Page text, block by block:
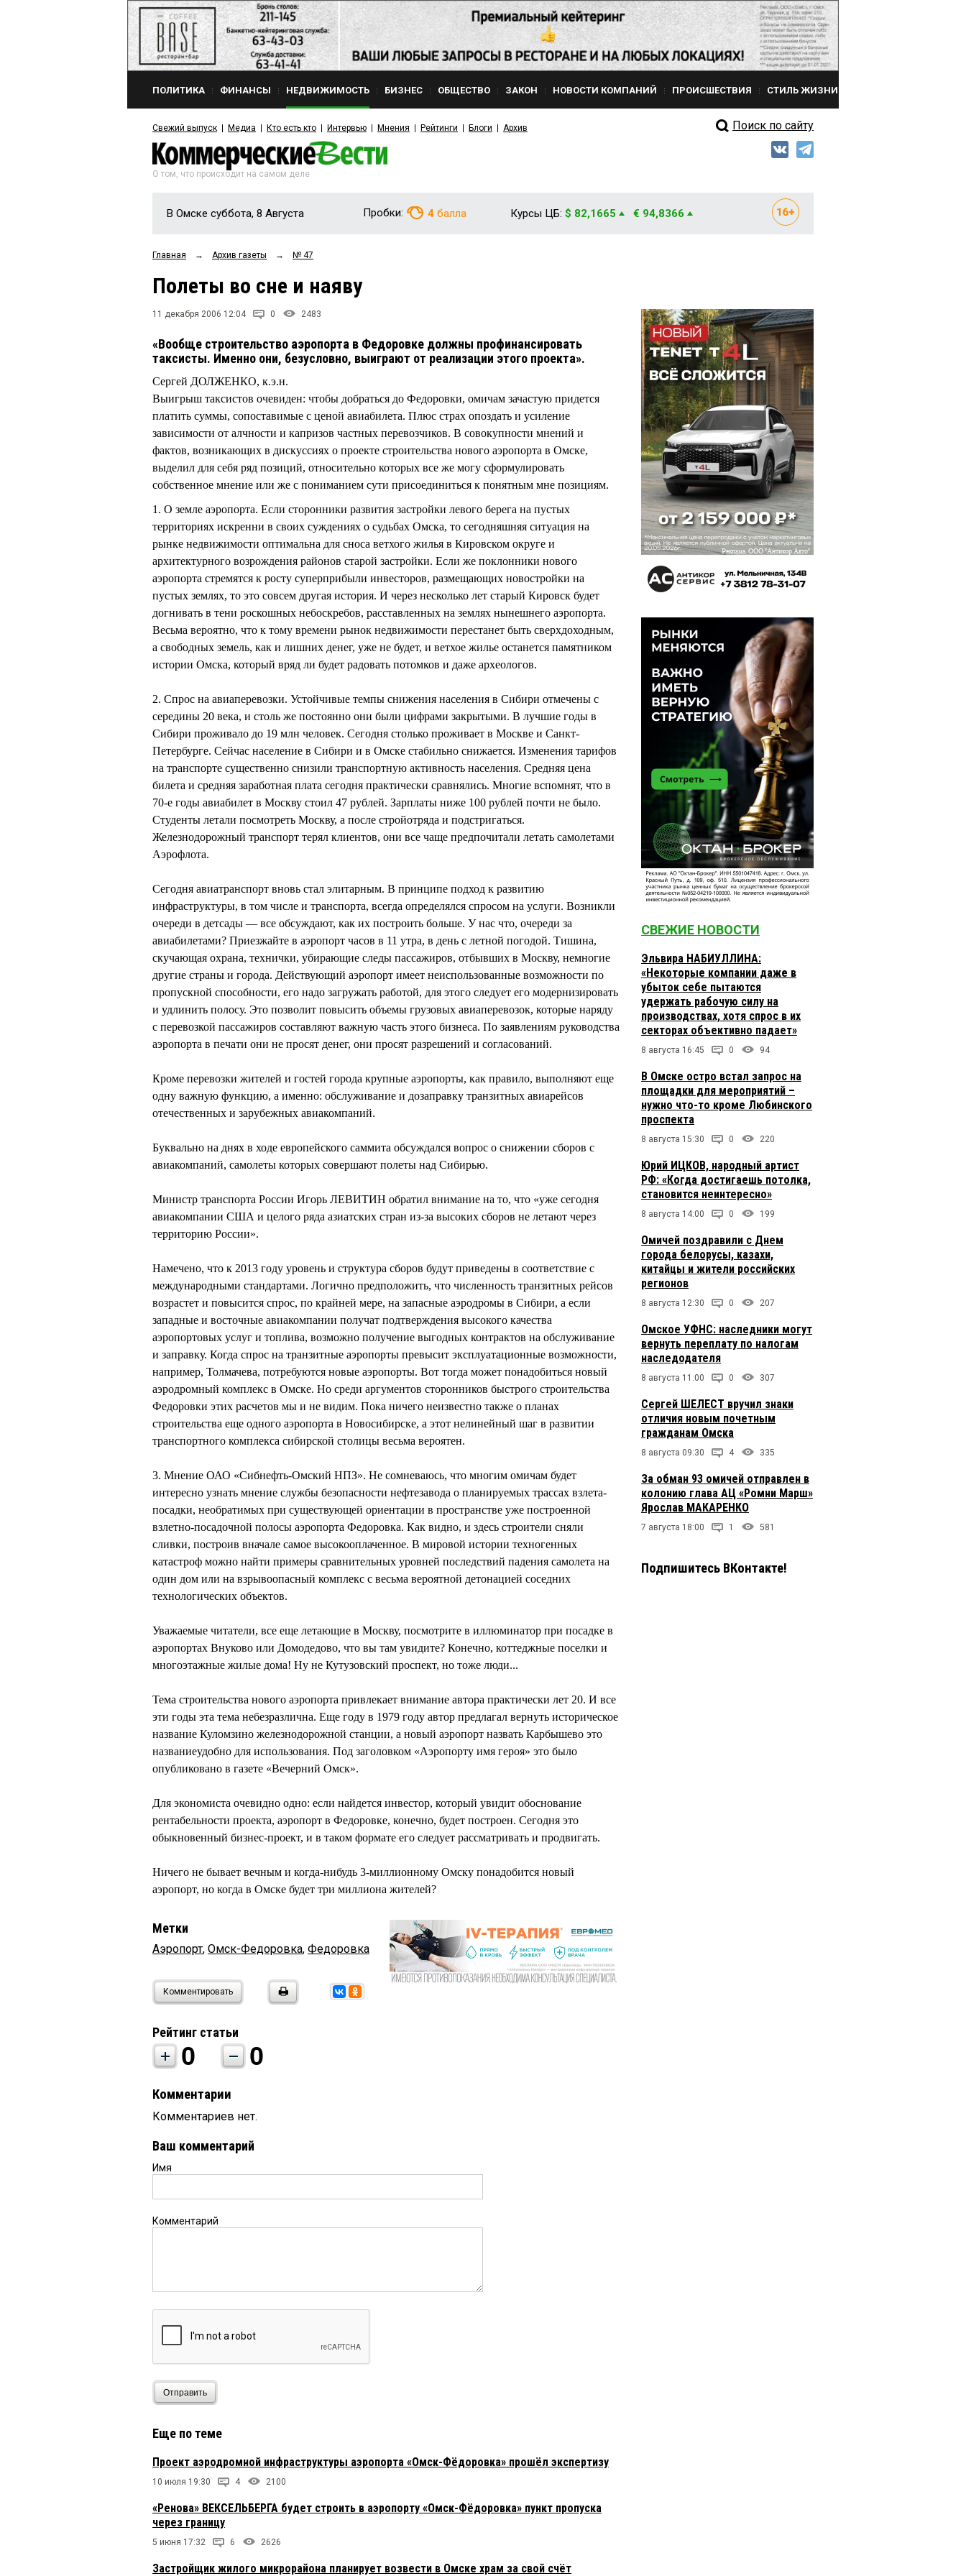
ПОЛИТИКА ФИНАНСЫ НЕДВИЖИМОСТЬ БИЗНЕС ОБЩЕСТВО ЗАКОН НОВОСТИ КОМПАНИЙ ПРОИСШЕСТВИЯ СТИЛЬ ЖИЗНИ
Свежий выпуск Медиа Кто есть кто Интервью Мнения Рейтинги Блоги Архив Поиск по сайту
О том, что происходит на самом деле
В Омске суббота, 8 Августа Пробки: 4 балла Курсы ЦБ: $ 82,1665 € 94,8366
Главная → Архив газеты → № 47
Полеты во сне и наяву
11 декабря 2006 12:04 0 2483
«Вообще строительство аэропорта в Федоровке должны профинансировать
таксисты. Именно они, безусловно, выиграют от реализации этого проекта».
Сергей ДОЛЖЕНКО, к.э.н.
Выигрыш таксистов очевиден: чтобы добраться до Федоровки, омичам зачастую придется
платить суммы, сопоставимые с ценой авиабилета. Плюс страх опоздать и усиление
зависимости от алчности и капризов частных перевозчиков. В совокупности мнений и
фактов, возникающих в дискуссиях о проекте строительства нового аэропорта в Омске,
выделил для себя ряд позиций, относительно которых все же могу сформулировать
собственное мнение или же с пониманием сути присоединиться к понятным мне позициям.
1. О земле аэропорта. Если сторонники развития застройки левого берега на пустых
территориях искренни в своих суждениях о судьбах Омска, то сегодняшняя ситуация на
рынке недвижимости оптимальна для сноса ветхого жилья в Кировском округе и
архитектурного возрождения районов старой застройки. Если же поклонники нового
аэропорта стремятся к росту суперприбыли инвесторов, размещающих новостройки на
пустых землях, то это совсем другая история. И через несколько лет старый Кировск будет
догнивать в тени роскошных небоскребов, расставленных на землях нынешнего аэропорта.
Весьма вероятно, что к тому времени рынок недвижимости перестанет быть сверхдоходным,
а свободных земель, как и лишних денег, уже не будет, и ветхое жилье останется памятником
истории Омска, который вряд ли будет радовать потомков и даже археологов.
2. Спрос на авиаперевозки. Устойчивые темпы снижения населения в Сибири отмечены с
середины 20 века, и столь же постоянно они были цифрами закрытыми. В лучшие годы в
Сибири проживало до 19 млн человек. Сегодня столько проживает в Москве и Санкт-
Петербурге. Сейчас население в Сибири и в Омске стабильно снижается. Изменения тарифов
на транспорте существенно снизили транспортную активность населения. Средняя цена
билета и средняя заработная плата сегодня практически сравнялись. Многие вспомнят, что в
70-е годы авиабилет в Москву стоил 47 рублей. Зарплаты ниже 100 рублей почти не было.
Студенты летали посмотреть Москву, а после стройотряда и подстригаться.
Железнодорожный транспорт терял клиентов, они все чаще предпочитали летать самолетами
Аэрофлота.
Сегодня авиатранспорт вновь стал элитарным. В принципе подход к развитию
инфраструктуры, в том числе и транспорта, всегда определялся спросом на услуги. Возникли
очереди в детсады — все обсуждают, как их построить больше. У нас что, очереди за
авиабилетами? Приезжайте в аэропорт часов в 11 утра, в день с летной погодой. Тишина,
скучающая охрана, технички, убирающие следы пассажиров, отбывших в Москву, немногие
другие страны и города. Действующий аэропорт имеет неиспользованные возможности по
пропускной способности, его надо загружать работой, для этого следует его модернизировать
и удлинить полосу. Это позволит повысить объемы грузовых авиаперевозок, которые наряду
с перевозкой пассажиров составляют важную часть этого бизнеса. По заявлениям руководства
аэропорта в печати они не просят денег, они просят разрешений и согласований.
Кроме перевозки жителей и гостей города крупные аэропорты, как правило, выполняют еще
одну важную функцию, а именно: обслуживание и дозаправку транзитных авиарейсов
отечественных и зарубежных авиакомпаний.
Буквально на днях в ходе европейского саммита обсуждался вопрос о снижении сборов с
авиакомпаний, самолеты которых совершают полеты над Сибирью.
Министр транспорта России Игорь ЛЕВИТИН обратил внимание на то, что «уже сегодня
авиакомпании США и целого ряда азиатских стран из-за высоких сборов не летают через
территорию России».
Намечено, что к 2013 году уровень и структура сборов будут приведены в соответствие с
международными стандартами. Логично предположить, что численность транзитных рейсов
возрастет и повысится спрос, по крайней мере, на запасные аэродромы в Сибири, а если
западные и восточные авиакомпании получат подтверждения высокого качества
аэропортовых услуг и топлива, возможно получение выгодных контрактов на обслуживание
и заправку. Когда спрос на транзитные аэропорты превысит эксплуатационные возможности,
например, Толмачева, потребуются новые аэропорты. Вот тогда может понадобиться новый
аэродромный комплекс в Омске. Но среди аргументов сторонников быстрого строительства
Федоровки этих расчетов мы и не видим. Пока ничего неизвестно также о планах
строительства еще одного аэропорта в Новосибирске, а этот нелинейный шаг в развитии
транспортного комплекса сибирской столицы весьма вероятен.
3. Мнение ОАО «Сибнефть-Омский НПЗ». Не сомневаюсь, что многим омичам будет
интересно узнать мнение службы безопасности нефтезавода о планируемых трассах взлета-
посадки, необратимых при существующей ориентации в пространстве уже построенной
взлетно-посадочной полосы аэропорта Федоровка. Как видно, и здесь строители сняли
сливки, построив вначале самое высокооплаченное. В мировой истории техногенных
катастроф можно найти примеры сравнительных уровней последствий падения самолета на
один дом или на взрывоопасный комплекс с весьма вероятной детонацией соседних
технологических объектов.
Уважаемые читатели, все еще летающие в Москву, посмотрите в иллюминатор при посадке в
аэропортах Внуково или Домодедово, что вы там увидите? Конечно, коттеджные поселки и
многоэтажные жилые дома! Ну не Кутузовский проспект, но тоже люди...
Тема строительства нового аэропорта привлекает внимание автора практически лет 20. И все
эти годы эта тема небезразлична. Еще году в 1979 году автор предлагал вернуть историческое
название Куломзино железнодорожной станции, а новый аэропорт назвать Карбышево это
названиеудобно для использования. Под заголовком «Аэропорту имя героя» это было
опубликовано в газете «Вечерний Омск».
Для экономиста очевидно одно: если найдется инвестор, который увидит обоснование
рентабельности проекта, аэропорт в Федоровке, конечно, будет построен. Сегодня это
обыкновенный бизнес-проект, и в таком формате его следует рассматривать и продвигать.
Ничего не бывает вечным и когда-нибудь 3-миллионному Омску понадобится новый
аэропорт, но когда в Омске будет три миллиона жителей?
Метки
Аэропорт, Омск-Федоровка, Федоровка
Комментировать
Рейтинг статьи
0 0
Комментарии
Комментариев нет.
Ваш комментарий
Имя
Комментарий
Отправить
Еще по теме
Проект аэродромной инфраструктуры аэропорта «Омск-Фёдоровка» прошёл экспертизу
10 июля 19:30 4 2100
«Ренова» ВЕКСЕЛЬБЕРГА будет строить в аэропорту «Омск-Фёдоровка» пункт пропуска
через границу
5 июня 17:32 6 2626
Застройщик жилого микрорайона планирует возвести в Омске храм за свой счёт
СВЕЖИЕ НОВОСТИ
Эльвира НАБИУЛЛИНА:
«Некоторые компании даже в
убыток себе пытаются
удержать рабочую силу на
производствах, хотя спрос в их
секторах объективно падает»
8 августа 16:45 0 94
В Омске остро встал запрос на
площадки для мероприятий –
нужно что-то кроме Любинского
проспекта
8 августа 15:30 0 220
Юрий ИЦКОВ, народный артист
РФ: «Когда достигаешь потолка,
становится неинтересно»
8 августа 14:00 0 199
Омичей поздравили с Днем
города белорусы, казахи,
китайцы и жители российских
регионов
8 августа 12:30 0 207
Омское УФНС: наследники могут
вернуть переплату по налогам
наследодателя
8 августа 11:00 0 307
Сергей ШЕЛЕСТ вручил знаки
отличия новым почетным
гражданам Омска
8 августа 09:30 4 335
За обман 93 омичей отправлен в
колонию глава АЦ «Ромни Марш»
Ярослав МАКАРЕНКО
7 августа 18:00 1 581
Подпишитесь ВКонтакте!